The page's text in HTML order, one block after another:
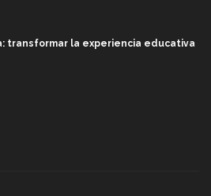
transformar la experiencia educativa